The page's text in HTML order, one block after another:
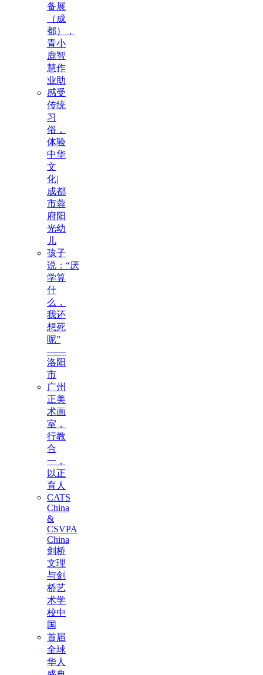
备展
（成
都），
青小
鹿智
慧作
业助
感受
传统
习
俗，
体验
中华
文
化|
成都
市蓉
府阳
光幼
儿
孩子
说：“厌
学算
什
么，
我还
想死
呢”
——
洛阳
市
广州
正美
术画
室，
行教
合
一，
以正
育人
CATS
China
&
CSVPA
China
剑桥
文理
与剑
桥艺
术学
校中
国
首届
全球
华人